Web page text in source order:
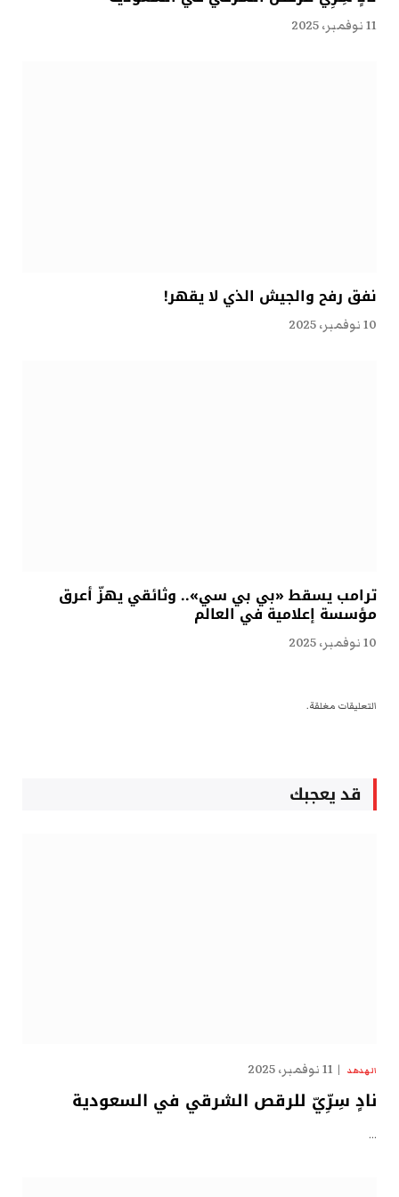
11 نوفمبر، 2025
نفق رفح والجيش الذي لا يقهر!
10 نوفمبر، 2025
ترامب يسقط «بي بي سي».. وثائقي يهزّ أعرق
مؤسسة إعلامية في العالم
10 نوفمبر، 2025
التعليقات مغلقة.
قد يعجبك
الهدهد 11 نوفمبر، 2025
نادٍ سِرِّيّ للرقص الشرقي في السعودية
…